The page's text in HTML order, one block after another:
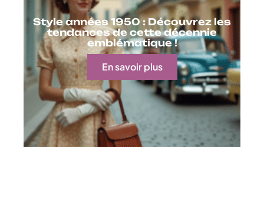
Style années 1950 : Découvrez les
tendances de cette décennie
emblématique !
En savoir plus